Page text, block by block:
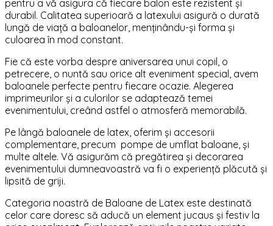
pentru a vă asigura că fiecare balon este rezistent și
durabil. Calitatea superioară a latexului asigură o durată
lungă de viață a baloanelor, menținându-și forma și
culoarea în mod constant.
Fie că este vorba despre aniversarea unui copil, o
petrecere, o nuntă sau orice alt eveniment special, avem
baloanele perfecte pentru fiecare ocazie. Alegerea
imprimeurilor și a culorilor se adaptează temei
evenimentului, creând astfel o atmosferă memorabilă.
Pe lângă baloanele de latex, oferim și accesorii
complementare, precum pompe de umflat baloane, și
multe altele. Vă asigurăm că pregătirea și decorarea
evenimentului dumneavoastră va fi o experiență plăcută și
lipsită de griji.
Categoria noastră de Baloane de Latex este destinată
celor care doresc să aducă un element jucaus și festiv la